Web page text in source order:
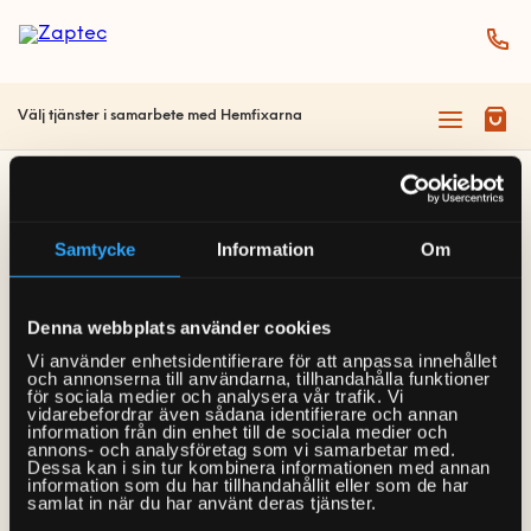
Samtycke Information Om
Denna webbplats använder cookies
Vi använder enhetsidentifierare för att anpassa innehållet
och annonserna till användarna, tillhandahålla funktioner
för sociala medier och analysera vår trafik. Vi
vidarebefordrar även sådana identifierare och annan
information från din enhet till de sociala medier och
annons- och analysföretag som vi samarbetar med.
Dessa kan i sin tur kombinera informationen med annan
information som du har tillhandahållit eller som de har
samlat in när du har använt deras tjänster.
Välj tjänster i samarbete med Hemfixarna
Sidan kunde inte
Tyvärr kunde vi inte hitta den sida du letar efter. Det
kan bero på att sidan inte längre finns eller att den
har flyttats.
Gå till startsidan »